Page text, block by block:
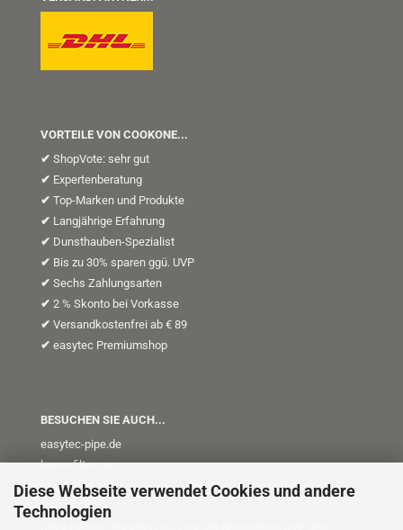
Diese Webseite verwendet Cookies und andere
Technologien
VORTEILE VON COOKONE...
✔ ShopVote: sehr gut
✔ Expertenberatung
✔ Top-Marken und Produkte
✔ Langjährige Erfahrung
✔ Dunsthauben-Spezialist
✔ Bis zu 30% sparen ggü. UVP
✔ Sechs Zahlungsarten
✔ 2 % Skonto bei Vorkasse
✔ Versandkostenfrei ab € 89
✔ easytec Premiumshop
BESUCHEN SIE AUCH...
easytec-pipe.de
kruse-filter.com
kt-plus .de